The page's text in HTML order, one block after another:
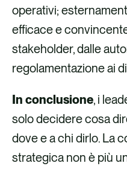
operativi;
efficace e
stakeholder, dalle
regolamentazione ai
In conclusione, i
solo decidere cosa
dove e a chi dirlo. La
strategica non è più